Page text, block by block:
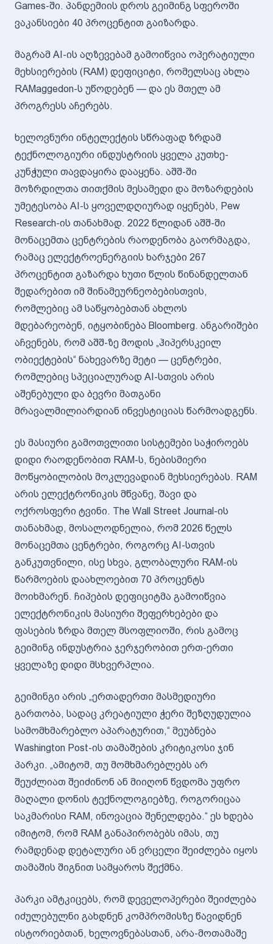
Games-ში. პანდემიის დროს გეიმინგ სფეროში
ვაკანსიები 40 პროცენტით გაიზარდა.
მაგრამ AI-ის აღზევებამ გამოიწვია ოპერატიული
მეხსიერების (RAM) დეფიციტი, რომელსაც ახლა
RAMaggedon-ს უწოდებენ — და ეს მთელ ამ
პროგრესს აჩერებს.
ხელოვნური ინტელექტის სწრაფად ზრდამ
ტექნოლოგიური ინდუსტრიის ყველა კუთხე-
კუნჭული თავდაყირა დააყენა. აშშ-ში
მოზრდილთა თითქმის მესამედი და მოზარდების
უმეტესობა AI-ს ყოველდღიურად იყენებს, Pew
Research-ის თანახმად. 2022 წლიდან აშშ-ში
მონაცემთა ცენტრების რაოდენობა გაორმაგდა,
რამაც ელექტროენერგიის ხარჯები 267
პროცენტით გაზარდა ხუთი წლის წინანდელთან
შედარებით იმ შინამეურნეობებისთვის,
რომლებიც ამ საწყობებთან ახლოს
მდებარეობენ, იტყობინება Bloomberg. ანგარიშები
აჩვენებს, რომ აშშ-ზე მოდის „ჰიპერსკეილ
ობიექტების“ ნახევარზე მეტი — ცენტრები,
რომლებიც სპეციალურად AI-სთვის არის
აშენებული და ბევრი მათგანი
მრავალმილიარდიან ინვესტიციას წარმოადგენს.
ეს მასიური გამოთვლითი სისტემები საჭიროებს
დიდი რაოდენობით RAM-ს, ნებისმიერი
მოწყობილობის მოკლევადიან მეხსიერებას. RAM
არის ელექტრონიკის მწვანე, შავი და
ოქროსფერი ტვინი. The Wall Street Journal-ის
თანახმად, მოსალოდნელია, რომ 2026 წელს
მონაცემთა ცენტრები, როგორც AI-სთვის
განკუთვნილი, ისე სხვა, გლობალური RAM-ის
წარმოების დაახლოებით 70 პროცენტს
მოიხმარენ. ჩიპების დეფიციტმა გამოიწვია
ელექტრონიკის მასიური შეფერხებები და
ფასების ზრდა მთელ მსოფლიოში, რის გამოც
გეიმინგ ინდუსტრია ჯერჯერობით ერთ-ერთი
ყველაზე დიდი მსხვერპლია.
გეიმინგი არის „ერთადერთი მასმედიური
გართობა, სადაც კრეატიული ჭერი შეზღუდულია
სამომხმარებლო აპარატურით,“ მეუბნება
Washington Post-ის თამაშების კრიტიკოსი ჯინ
პარკი. „ამიტომ, თუ მომხმარებლებს არ
შეუძლიათ შეიძინონ ან მიიღონ წვდომა უფრო
მაღალი დონის ტექნოლოგიებზე, როგორიცაა
საკმარისი RAM, ინოვაცია შენელდება.“ ეს ხდება
იმიტომ, რომ RAM განაპირობებს იმას, თუ
რამდენად დეტალური ან ვრცელი შეიძლება იყოს
თამაშის შიგნით სამყაროს შექმნა.
პარკი ამტკიცებს, რომ დეველოპერები შეიძლება
იძულებულნი გახდნენ კომპრომისზე წავიდნენ
ისტორიებთან, ხელოვნებასთან, არა-მოთამაშე